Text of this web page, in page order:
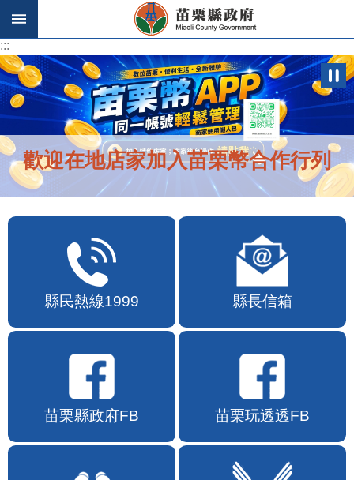
跳到主要內容區塊
:::
:::
歡迎在地店家加入苗栗幣合作行列
縣民熱線1999 縣長信箱
苗栗縣政府FB 苗栗玩透透FB